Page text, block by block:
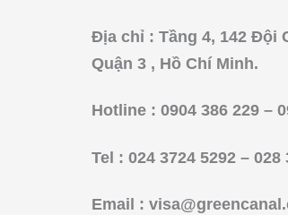
Địa chỉ : Tầng 4, 142 Đội
Quận 3 , Hồ Chí Minh.
Hotline : 0904 386 229 –
Tel : 024 3724 5292 – 028
Email :